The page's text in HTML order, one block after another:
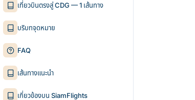
เที่ยวบินตรงสู่ CDG — 1 เส้นทาง
บริบทจุดหมาย
FAQ
เส้นทางแนะนำ
เกี่ยวข้องบน SiamFlights